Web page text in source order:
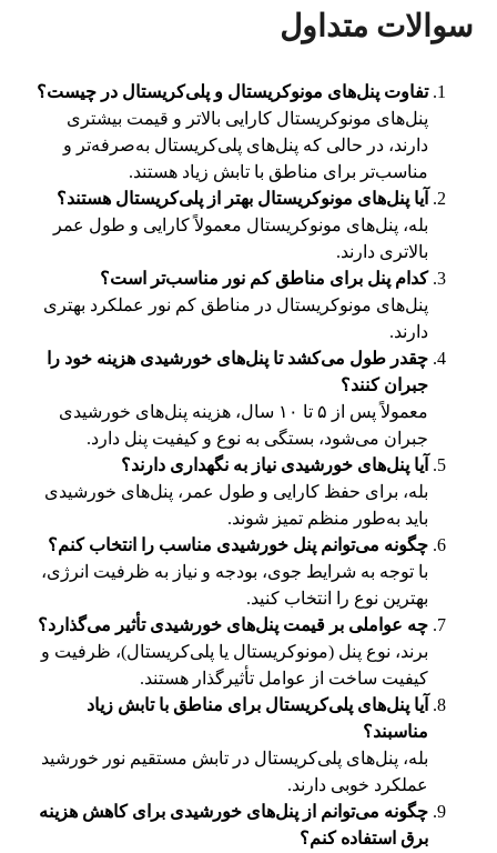
سوالات متداول
تفاوت پنل‌های مونوکریستال و پلی‌کریستال در چیست؟
پنل‌های مونوکریستال کارایی بالاتر و قیمت بیشتری
دارند، در حالی که پنل‌های پلی‌کریستال به‌صرفه‌تر و
مناسب‌تر برای مناطق با تابش زیاد هستند.
آیا پنل‌های مونوکریستال بهتر از پلی‌کریستال هستند؟
بله، پنل‌های مونوکریستال معمولاً کارایی و طول عمر
بالاتری دارند.
کدام پنل برای مناطق کم نور مناسب‌تر است؟
پنل‌های مونوکریستال در مناطق کم نور عملکرد بهتری
دارند.
چقدر طول می‌کشد تا پنل‌های خورشیدی هزینه خود را
جبران کنند؟
معمولاً پس از ۵ تا ۱۰ سال، هزینه پنل‌های خورشیدی
جبران می‌شود، بستگی به نوع و کیفیت پنل دارد.
آیا پنل‌های خورشیدی نیاز به نگهداری دارند؟
بله، برای حفظ کارایی و طول عمر، پنل‌های خورشیدی
باید به‌طور منظم تمیز شوند.
چگونه می‌توانم پنل خورشیدی مناسب را انتخاب کنم؟
با توجه به شرایط جوی، بودجه و نیاز به ظرفیت انرژی،
بهترین نوع را انتخاب کنید.
چه عواملی بر قیمت پنل‌های خورشیدی تأثیر می‌گذارد؟
برند، نوع پنل (مونوکریستال یا پلی‌کریستال)، ظرفیت و
کیفیت ساخت از عوامل تأثیرگذار هستند.
آیا پنل‌های پلی‌کریستال برای مناطق با تابش زیاد
مناسبند؟
بله، پنل‌های پلی‌کریستال در تابش مستقیم نور خورشید
عملکرد خوبی دارند.
چگونه می‌توانم از پنل‌های خورشیدی برای کاهش هزینه
برق استفاده کنم؟